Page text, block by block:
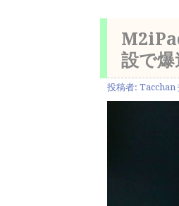
設で爆
投稿者: Tacchan